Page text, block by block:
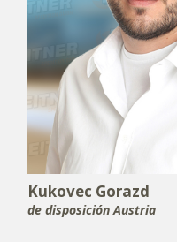
Kukovec Gorazd
de disposición Austria